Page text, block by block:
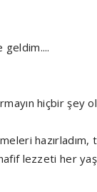
geldim....
hiçbir şey
lezzeti her